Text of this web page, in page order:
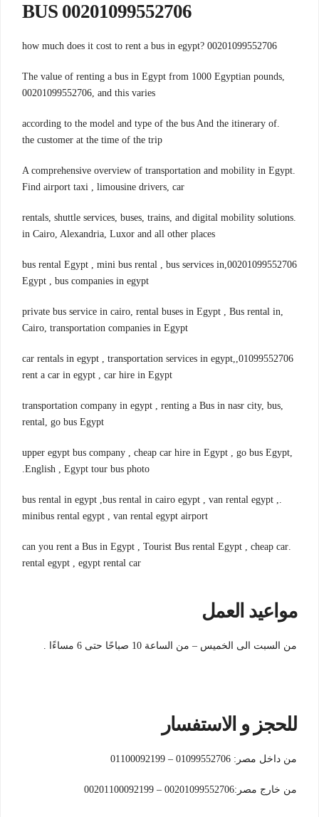
BUS 00201099552706
00201099552706 ?how much does it cost to rent a bus in egypt
,The value of renting a bus in Egypt from 1000 Egyptian pounds
00201099552706, and this varies
.according to the model and type of the bus And the itinerary of
the customer at the time of the trip
A comprehensive overview of transportation and mobility in Egypt.
Find airport taxi , limousine drivers, car
.rentals, shuttle services, buses, trains, and digital mobility solutions
in Cairo, Alexandria, Luxor and all other places
00201099552706,bus rental Egypt , mini bus rental , bus services in
Egypt , bus companies in egypt
,private bus service in cairo, rental buses in Egypt , Bus rental in
Cairo, transportation companies in Egypt
01099552706,car rentals in egypt , transportation services in egypt,
rent a car in egypt , car hire in Egypt
,transportation company in egypt , renting a Bus in nasr city, bus
rental, go bus Egypt
,upper egypt bus company , cheap car hire in Egypt , go bus Egypt
English , Egypt tour bus photo.
.bus rental in egypt ,bus rental in cairo egypt , van rental egypt ,
minibus rental egypt , van rental egypt airport
.can you rent a Bus in Egypt , Tourist Bus rental Egypt , cheap car
rental egypt , egypt rental car
مواعيد العمل
من السبت الى الخميس – من الساعة 10 صباحًا حتى 6 مساءًا .
للحجز و الاستفسار
من داخل مصر: 01099552706 – 01100092199
من خارج مصر:00201099552706 – 00201100092199